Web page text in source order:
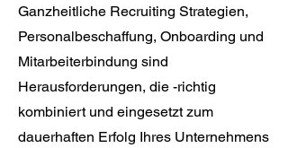
Ganzheitliche Recruiting Strategien,
Personalbeschaffung, Onboarding und
Mitarbeiterbindung sind
Herausforderungen, die -richtig
kombiniert und eingesetzt zum
dauerhaften Erfolg Ihres Unternehmens